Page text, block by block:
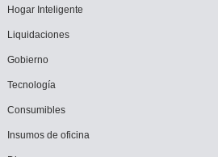
Hogar Inteligente
Liquidaciones
Gobierno
Tecnología
Consumibles
Insumos de oficina